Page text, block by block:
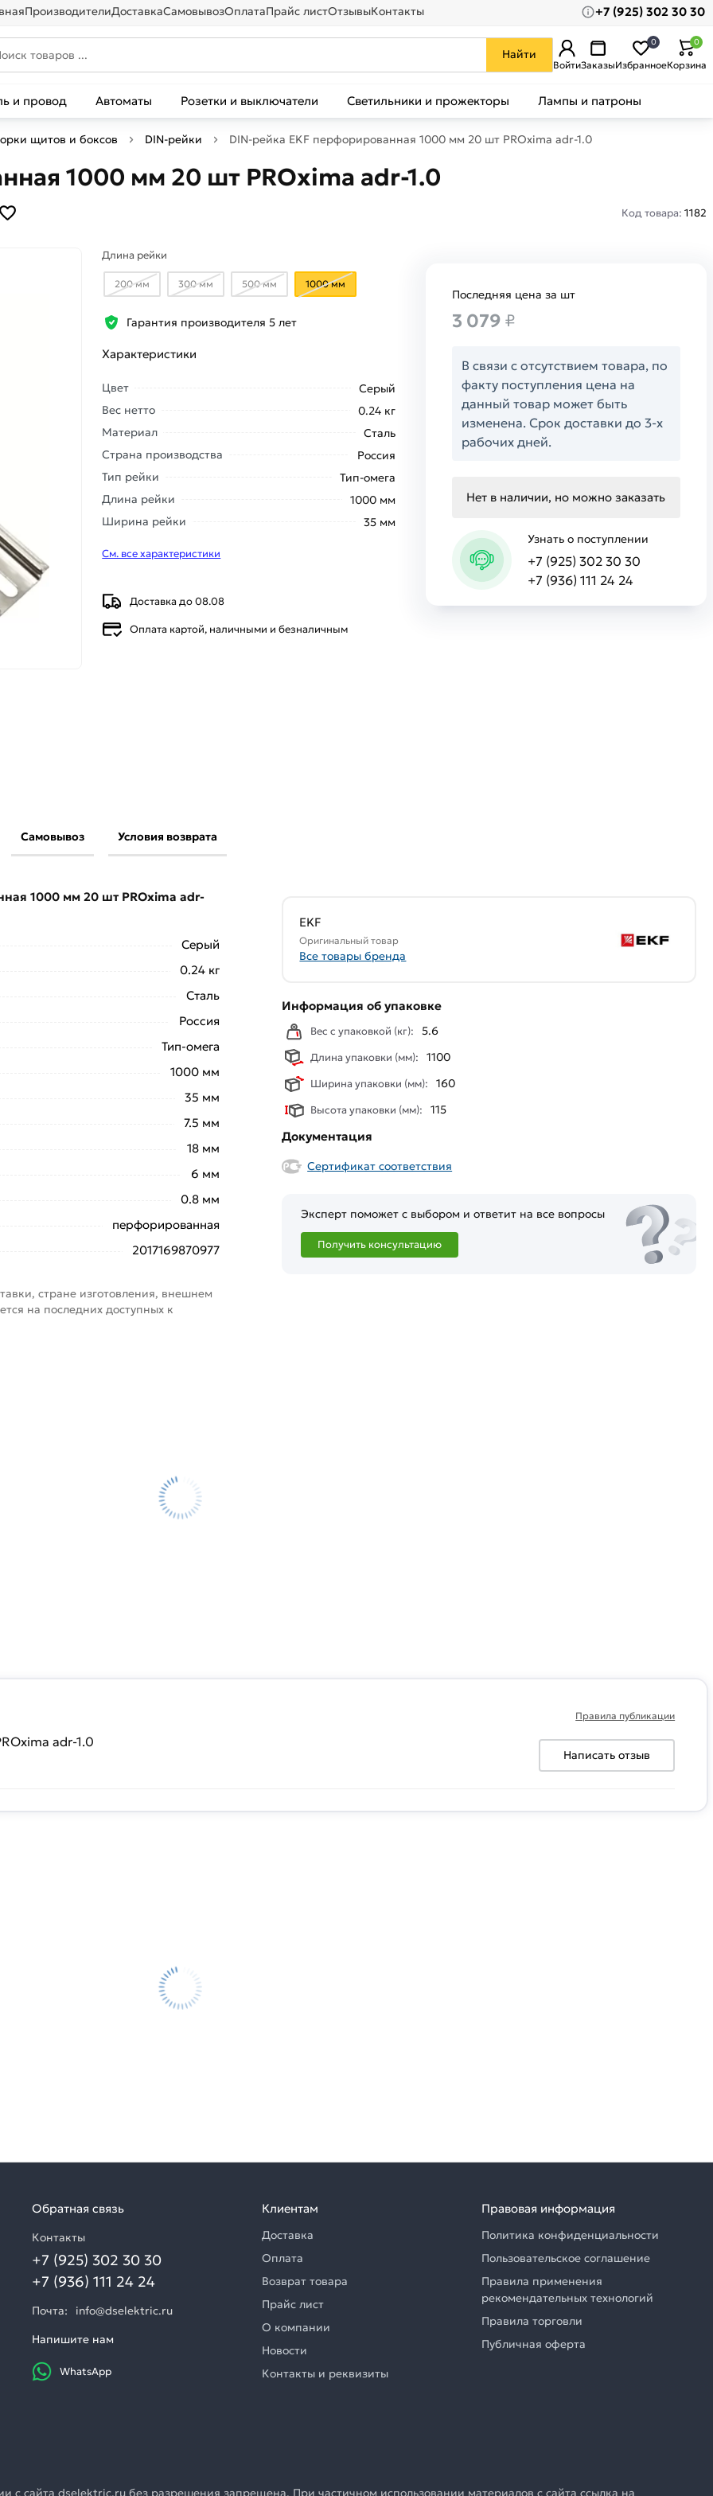
ПроизводителиДоставкаСамовывозОплатаПрайс листОтзывыКонтакты +7 (925) 302 30 30
Найти
ВойтиЗаказыИзбранное
0
Корзина
0
и провод Автоматы Розетки и выключатели Светильники и прожекторы Лампы и патроны
щитов и боксов DIN-рейки DIN-рейка EKF перфорированная 1000 мм 20 шт PROxima adr-1.0
1000 мм 20 шт PROxima adr-1.0
Код товара: 1182
Длина рейки
200 мм 300 мм 500 мм 1000 мм
Гарантия производителя 5 лет
Характеристики
Цвет
Серый
Вес нетто
0.24 кг
Материал
Сталь
Страна производства
Россия
Тип рейки
Тип-омега
Длина рейки
1000 мм
Ширина рейки
35 мм
См. все характеристики
Доставка до 08.08
Оплата картой, наличными и безналичным
Последняя цена за шт
3 079 ₽
В связи с отсутствием товара, по
факту поступления цена на
данный товар может быть
изменена. Срок доставки до 3-х
рабочих дней.
Нет в наличии, но можно заказать
Узнать о поступлении
+7 (925) 302 30 30
+7 (936) 111 24 24
Самовывоз Условия возврата
с Вами для согласования условий
рекомендуем ознакомиться с
всем стандартам качества. Возврат
1000 мм 20 шт PROxima adr-
Серый
0.24 кг
Сталь
Россия
Тип-омега
1000 мм
35 мм
7.5 мм
18 мм
6 мм
0.8 мм
перфорированная
2017169870977
стране изготовления, внешнем
на последних доступных к
EKF
Оригинальный товар
Все товары бренда
Информация об упаковке
Вес с упаковкой (кг): 5.6
Длина упаковки (мм): 1100
Ширина упаковки (мм): 160
Высота упаковки (мм): 115
Документация
Сертификат соответствия
Эксперт поможет с выбором и ответит на все вопросы
Получить консультацию
adr-1.0
Правила публикации
Написать отзыв
Обратная связь
Контакты
+7 (925) 302 30 30
+7 (936) 111 24 24
Почта:
info@dselektric.ru
Напишите нам
WhatsApp
Клиентам
Доставка
Оплата
Возврат товара
Прайс лист
О компании
Новости
Контакты и реквизиты
Правовая информация
Политика конфиденциальности
Пользовательское соглашение
Правила применения
рекомендательных технологий
Правила торговли
Публичная оферта
сайта dselektric.ru без разрешения запрещена. При частичном использовании материалов с сайта ссылка на